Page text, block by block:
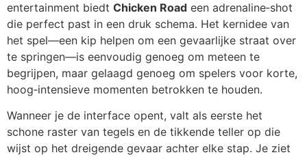
entertainment biedt Chicken Road een adrenaline‑shot
die perfect past in een druk schema. Het kernidee van
het spel—een kip helpen om een gevaarlijke straat over
te springen—is eenvoudig genoeg om meteen te
begrijpen, maar gelaagd genoeg om spelers voor korte,
hoog‑intensieve momenten betrokken te houden.
Wanneer je de interface opent, valt als eerste het
schone raster van tegels en de tikkende teller op die
wijst op het dreigende gevaar achter elke stap. Je ziet